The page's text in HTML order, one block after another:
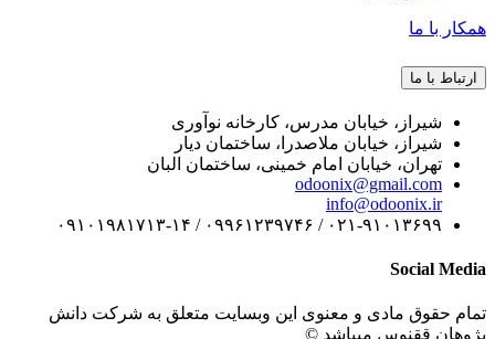
با ما
با ما
شیراز، خیابان مدرس، کارخانه نوآوری
شیراز، خیابان ملاصدرا، ساختمان دیار
تهران، خیابان امام خمینی، ساختمان البان
odoonix@gmail.com
info@odoonix.ir
۰۲۱-۹۱۰۱۳۶۹۹ / ۰۹۹۶۱۲۳۹۷۴۶ / ۰۹۱۰۱۹۸۱۷۱۳-۱۴
Social
حقوق مادی و معنوی این وبسایت متعلق به شرکت دانش
ققنوس میباشد ©